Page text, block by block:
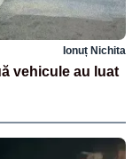
Ionuț Nichita
vehicule au luat